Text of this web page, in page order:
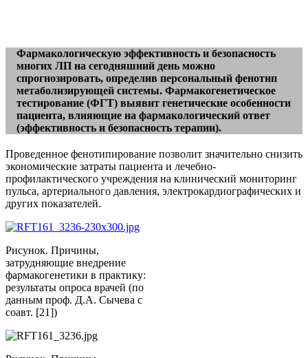
Фармакологическую эффективность и безопасность
многих ЛП на сегодняшний день можно
спрогнозировать, определив персональный фенотип
метаболизирующей системы. Фармакогенетическое
тестирование (ФГТ) выявит генетические особенности
пациента, влияющие на фармакологический ответ
(эффективность и безопасность терапии).
Проведенное фенотипирование позволит значительно снизить
экономические затраты пациента и лечебно-
профилактического учреждения на клинический мониторинг
пульса, артериального давления, электрокардиографических и
других показателей.
Рисунок. Причины,
затрудняющие внедрение
фармакогенетики в практику:
результаты опроса врачей (по
данным проф. Д.А. Сычева с
соавт. [21])